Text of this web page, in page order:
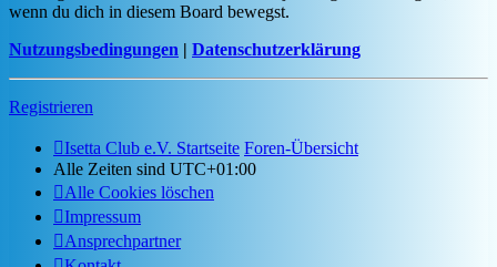
wenn du dich in diesem Board bewegst.
Nutzungsbedingungen | Datenschutzerklärung
Registrieren
Isetta Club e.V. Startseite Foren-Übersicht
Alle Zeiten sind UTC+01:00
Alle Cookies löschen
Impressum
Ansprechpartner